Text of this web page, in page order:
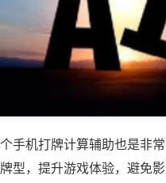
手机打牌计算辅助也是非
型，提升游戏体验，避免影